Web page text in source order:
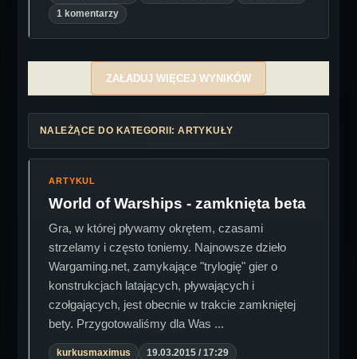
1 komentarzy
ZAŁADUJ WIĘCEJ WYNIKÓW
NALEŻĄCE DO KATEGORII: ARTYKUŁY
ARTYKUL
World of Warships - zamknięta beta
Gra, w której pływamy okrętem, czasami
strzelamy i często toniemy. Najnowsze dzieło
Wargaming.net, zamykające "trylogię" gier o
konstrukcjach latających, pływających i
czołgających, jest obecnie w trakcie zamkniętej
bety. Przygotowaliśmy dla Was ...
kurkusmaximus
19.03.2015 / 17:29